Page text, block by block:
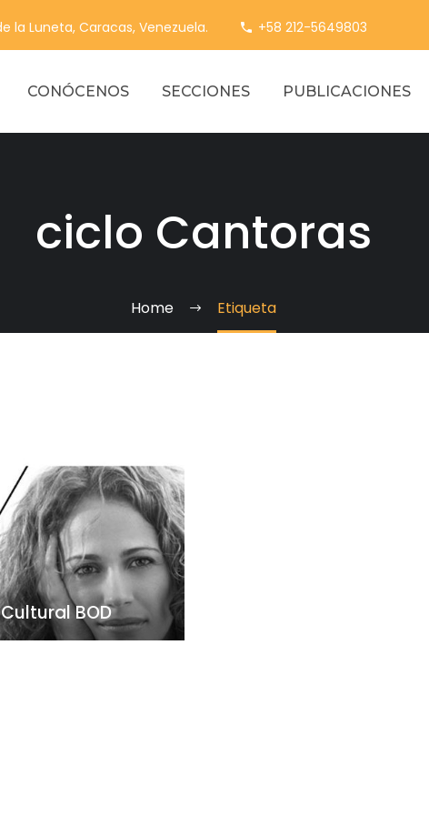
la Luneta, Caracas, Venezuela. +58 212-5649803
CONÓCENOS SECCIONES PUBLICACIONES
ciclo Cantoras
Home Etiqueta
BOD